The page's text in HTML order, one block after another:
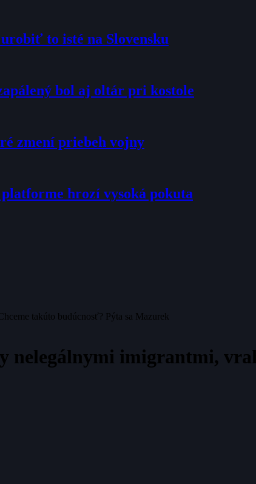
to isté na Slovensku
bol aj oltár pri kostole
zmení priebeh vojny
hrozí vysoká pokuta
takúto budúcnosť? Pýta sa Mazurek
nelegálnymi imigrantmi,